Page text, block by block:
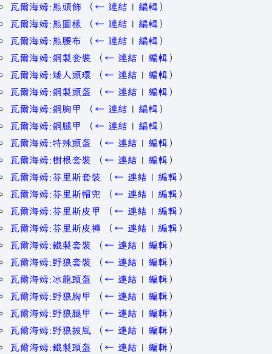
瓦爾海姆:熊頭飾
（ ← 連結 | 編輯）
瓦爾海姆:熊圖樣
（ ← 連結 | 編輯）
瓦爾海姆:熊腰布
（ ← 連結 | 編輯）
瓦爾海姆:銅製套裝
（ ← 連結 | 編輯）
瓦爾海姆:矮人頭環
（ ← 連結 | 編輯）
瓦爾海姆:銅製頭盔
（ ← 連結 | 編輯）
瓦爾海姆:銅胸甲
（ ← 連結 | 編輯）
瓦爾海姆:銅腿甲
（ ← 連結 | 編輯）
瓦爾海姆:特殊頭盔
（ ← 連結 | 編輯）
瓦爾海姆:樹根套裝
（ ← 連結 | 編輯）
瓦爾海姆:芬里斯套裝
（ ← 連結 | 編輯）
瓦爾海姆:芬里斯帽兜
（ ← 連結 | 編輯）
瓦爾海姆:芬里斯皮甲
（ ← 連結 | 編輯）
瓦爾海姆:芬里斯皮褲
（ ← 連結 | 編輯）
瓦爾海姆:鐵製套裝
（ ← 連結 | 編輯）
瓦爾海姆:野狼套裝
（ ← 連結 | 編輯）
瓦爾海姆:冰龍頭盔
（ ← 連結 | 編輯）
瓦爾海姆:野狼胸甲
（ ← 連結 | 編輯）
瓦爾海姆:野狼腿甲
（ ← 連結 | 編輯）
瓦爾海姆:野狼披風
（ ← 連結 | 編輯）
瓦爾海姆:鐵製頭盔
（ ← 連結 | 編輯）